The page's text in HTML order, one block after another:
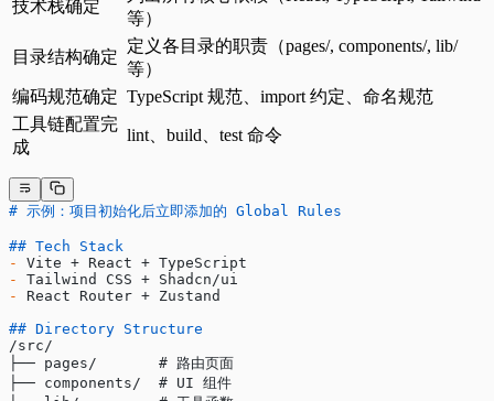
技术栈确定
等）
目录结构确定
定义各目录的职责（pages/, components/, lib/
等）
编码规范确定 TypeScript 规范、import 约定、命名规范
工具链配置完
成
lint、build、test 命令
# 示例：项目初始化后立即添加的 Global Rules
## Tech Stack
-
Vite + React + TypeScript
-
Tailwind CSS + Shadcn/ui
-
React Router + Zustand
## Directory Structure
/src/
├── pages/       # 路由页面
├── components/  # UI 组件